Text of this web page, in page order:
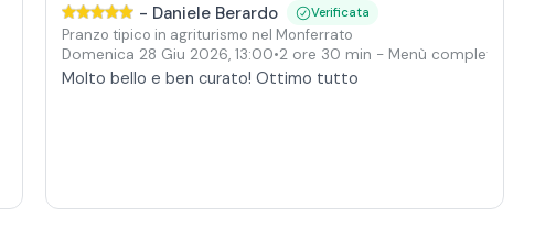
- Daniele Berardo Verificata
Pranzo tipico in agriturismo nel Monferrato
Domenica 28 Giu 2026, 13:00•2 ore 30 min - Menù completo
Molto bello e ben curato! Ottimo tutto